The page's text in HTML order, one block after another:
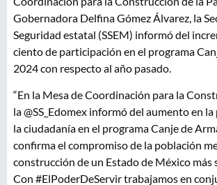
Gobernadora Delfina Gómez Álvarez, la
Seguridad estatal (SSEM) informó del
ciento de participación en el programa
2024 con respecto al año pasado.
“En la Mesa de Coordinación para la
la @SS_Edomex informó del aumento en
la ciudadanía en el programa Canje de
confirma el compromiso de la población
construcción de un Estado de México más
Con #ElPoderDeServir trabajamos en